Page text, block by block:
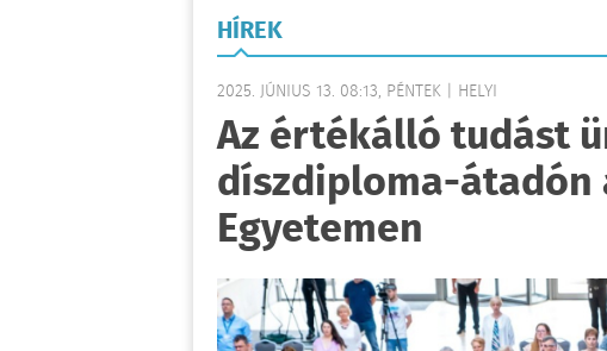
HÍREK
2025. JÚNIUS 13. 08:13, PÉNTEK | HELYI
Az értékálló tudást
díszdiploma-átadón
Egyetemen